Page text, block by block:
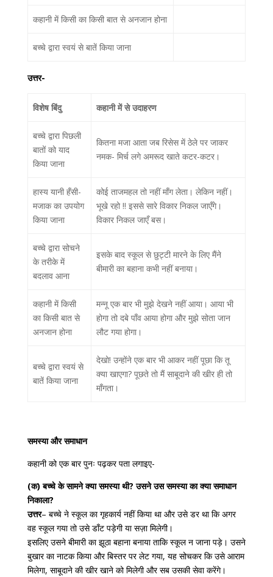
कहानी में किसी का किसी बात से अनजान होना
बच्चे द्वारा स्वयं से बातें किया जाना
उत्तर-
विशेष बिंदु कहानी में से उदाहरण
बच्चे द्वारा पिछली
बातों को याद
किया जाना
कितना मजा आता जब रिसेस में ठेले पर जाकर
नमक- मिर्च लगे अमरूद खाते कटर-कटर।
हास्य यानी हँसी-
मजाक का उपयोग
किया जाना
कोई ताजमहल तो नहीं माँग लेता। लेकिन नहीं।
भूखे रहो !! इससे सारे विकार निकल जाएँगे।
विकार निकल जाएँ बस।
बच्चे द्वारा सोचने
के तरीके में
बदलाव आना
इसके बाद स्कूल से छुट्टी मारने के लिए मैंने
बीमारी का बहाना कभी नहीं बनाया।
कहानी में किसी
का किसी बात से
अनजान होना
मन्नू एक बार भी मुझे देखने नहीं आया। आया भी
होगा तो दबे पाँव आया होगा और मुझे सोता जान
लौट गया होगा।
बच्चे द्वारा स्वयं से
बातें किया जाना
देखो! उन्होंने एक बार भी आकर नहीं पूछा कि तू
क्या खाएगा? पूछते तो मैं साबूदाने की खीर ही तो
माँगता।
समस्या और समाधान
कहानी को एक बार पुनः पढ़कर पता लगाइए-
(क) बच्चे के सामने क्या समस्या थी? उसने उस समस्या का क्या समाधान
निकाला?
उत्तर– बच्चे ने स्कूल का गृहकार्य नहीं किया था और उसे डर था कि अगर
वह स्कूल गया तो उसे डाँट पड़ेगी या सज़ा मिलेगी।
इसलिए उसने बीमारी का झूठा बहाना बनाया ताकि स्कूल न जाना पड़े। उसने
बुखार का नाटक किया और बिस्तर पर लेट गया, यह सोचकर कि उसे आराम
मिलेगा, साबूदाने की खीर खाने को मिलेगी और सब उसकी सेवा करेंगे।